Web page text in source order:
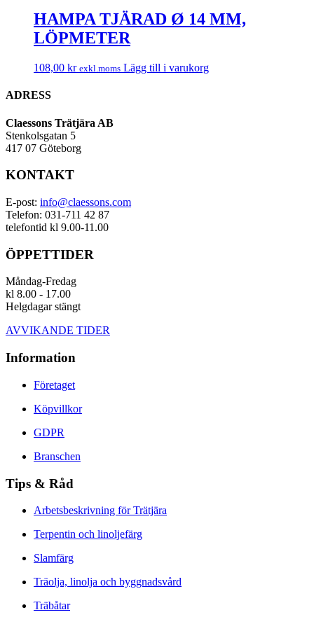
HAMPA TJÄRAD Ø 14 MM,
LÖPMETER
108,00 kr exkl.moms Lägg till i varukorg
ADRESS
Claessons Trätjära AB
Stenkolsgatan 5
417 07 Göteborg
KONTAKT
E-post: info@claessons.com
Telefon: 031-711 42 87
telefontid kl 9.00-11.00
ÖPPETTIDER
Måndag-Fredag
kl 8.00 - 17.00
Helgdagar stängt
AVVIKANDE TIDER
Information
Företaget
Köpvillkor
GDPR
Branschen
Tips & Råd
Arbetsbeskrivning för Trätjära
Terpentin och linoljefärg
Slamfärg
Träolja, linolja och byggnadsvård
Träbåtar